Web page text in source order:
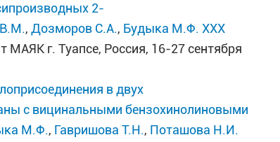
2-
,Дозморов С.А., Будыка М.Ф. XXX
МАЯК г. Туапсе, Россия, 16-27 сентября
в двух
с вицинальными бензохинолиновыми
М.Ф., Гавришова Т.Н., Поташова Н.И.